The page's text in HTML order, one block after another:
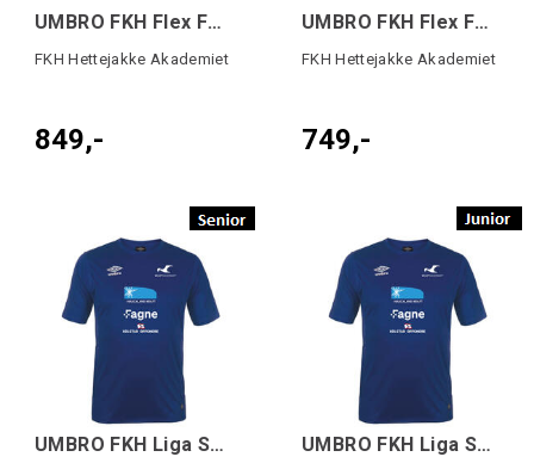
UMBRO FKH Flex Full Hood Zip SR Grå
FKH Hettejakke Akademiet
849,-
UMBRO FKH Flex Full Hood Zip JR Grå
FKH Hettejakke Akademiet
749,-
UMBRO FKH Liga SS Jersey Blå UMBRO FKH Liga SS Jersey JR Blå